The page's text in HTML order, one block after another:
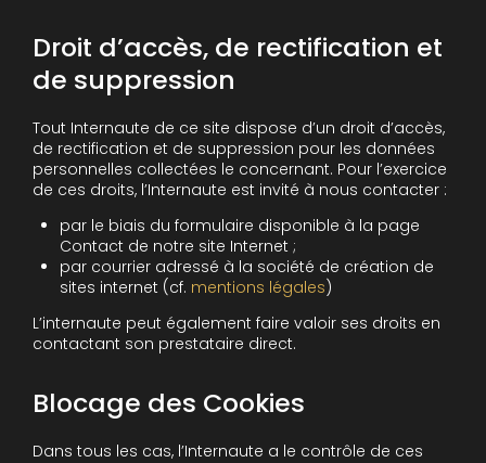
Droit d’accès, de rectification et
de suppression
Tout Internaute de ce site dispose d’un droit d’accès,
de rectification et de suppression pour les données
personnelles collectées le concernant. Pour l’exercice
de ces droits, l’Internaute est invité à nous contacter :
par le biais du formulaire disponible à la page
Contact de notre site Internet ;
par courrier adressé à la société de création de
sites internet (cf. mentions légales)
L’internaute peut également faire valoir ses droits en
contactant son prestataire direct.
Blocage des Cookies
Dans tous les cas, l’Internaute a le contrôle de ces